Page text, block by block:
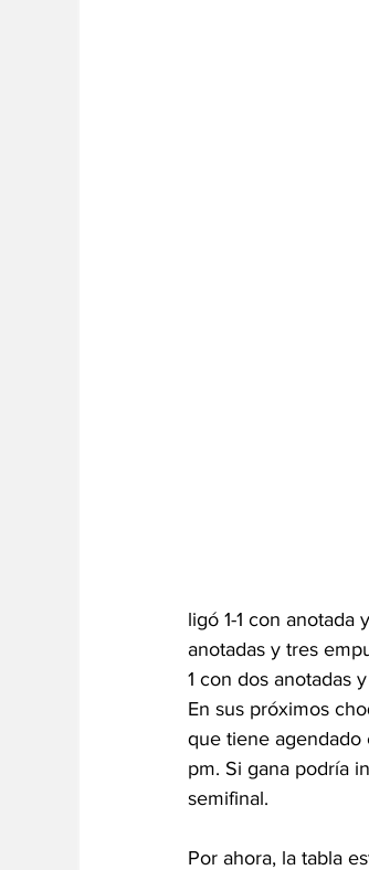
ligó 1-1 con
anotadas y tres
1 con dos anotadas
En sus próximos
que tiene agendado
pm. Si gana podría
semifinal.
Por ahora, la tabla